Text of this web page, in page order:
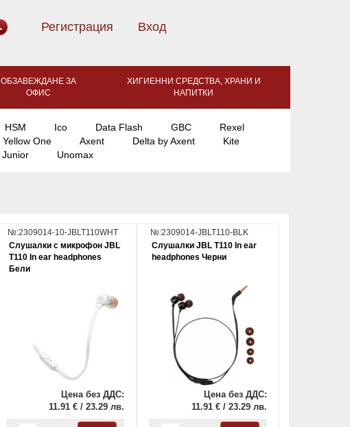
Регистрация Вход
ОБЗАВЕЖДАНЕ ЗА
ОФИС
ХИГИЕННИ СРЕДСТВА, ХРАНИ И
НАПИТКИ
HSM Ico Data Flash GBC
Rexel
Yellow One Axent Delta by Axent
Kite
Junior Unomax
№:2309014-10-JBLT110WHT
Слушалки с микрофон JBL
T110 In ear headphones
Бели
Цена без ДДС:
11.91 € / 23.29 лв.
№:2309014-JBLT110-BLK
Слушалки JBL T110 In ear
headphones Черни
Цена без ДДС:
11.91 € / 23.29 лв.